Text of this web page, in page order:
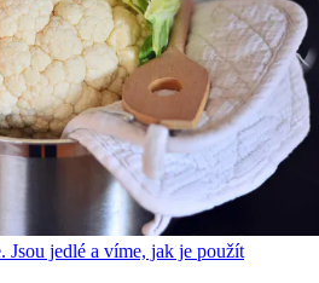
Jsou jedlé a víme, jak je použít